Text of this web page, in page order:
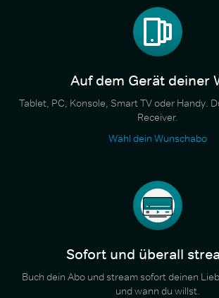
Auf dem Gerät deiner
Tablet, PC, Konsole, Smart TV oder Handy.
Receiver.
Wähl dein Wunschabo
Sofort und überall
Buch dein Abo und stream sofort deinen
und wann du willst.